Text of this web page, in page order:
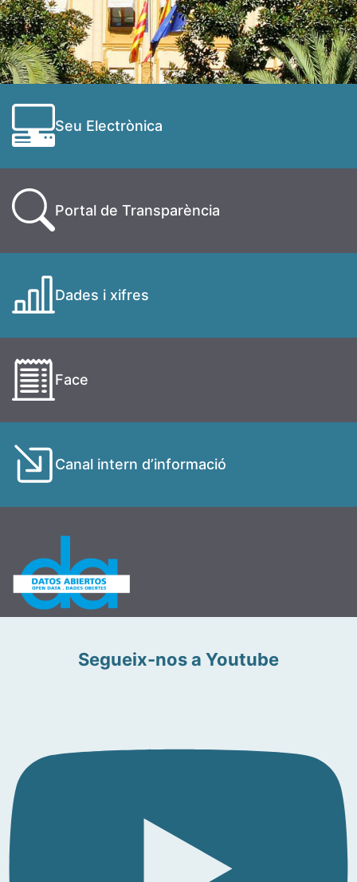
Seu Electrònica
Portal de Transparència
Dades i xifres
Face
Canal intern d’informació
Segueix-nos a Youtube